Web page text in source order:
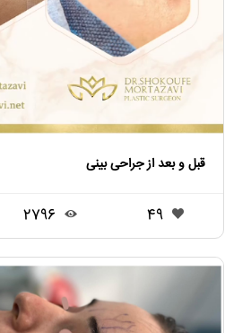
قبل و بعد از جراحی بینی
49